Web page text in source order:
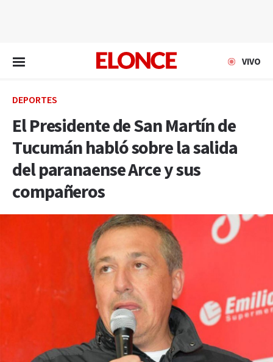
VIVO
DEPORTES
El Presidente de San Martín de
Tucumán habló sobre la salida
del paranaense Arce y sus
compañeros